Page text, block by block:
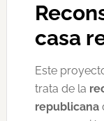
casa
Este
trata de la
republicana